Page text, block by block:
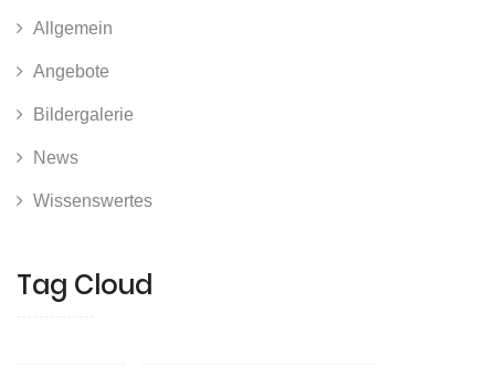
Allgemein
Angebote
Bildergalerie
News
Wissenswertes
Tag Cloud